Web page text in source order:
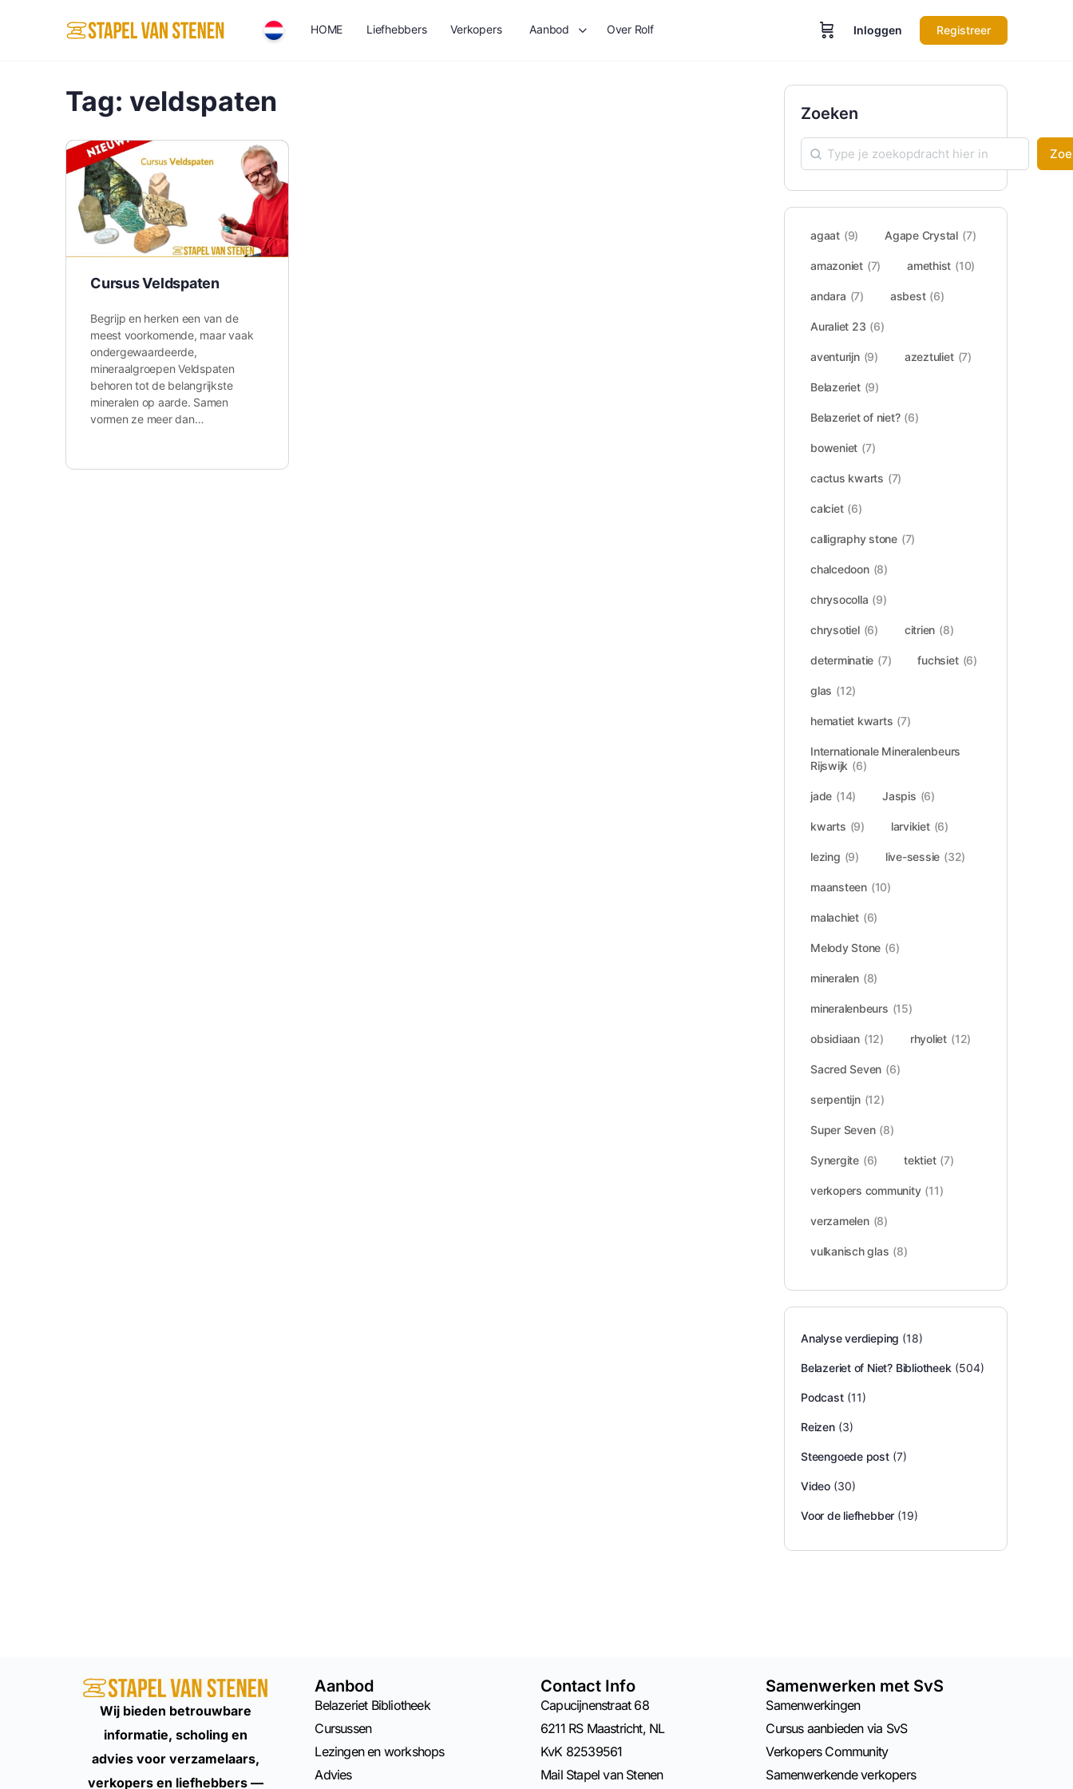
HOME Liefhebbers Verkopers Aanbod Over Rolf Inloggen Registreer
Tag: veldspaten
Cursus Veldspaten
Begrijp en herken een van de
meest voorkomende, maar vaak
ondergewaardeerde,
mineraalgroepen Veldspaten
behoren tot de belangrijkste
mineralen op aarde. Samen
vormen ze meer dan…
Zoeken
agaat (9) Agape Crystal (7)
amazoniet (7) amethist (10)
andara (7) asbest (6)
Auraliet 23 (6)
aventurijn (9) azeztuliet (7)
Belazeriet (9)
Belazeriet of niet? (6)
boweniet (7)
cactus kwarts (7)
calciet (6)
calligraphy stone (7)
chalcedoon (8)
chrysocolla (9)
chrysotiel (6) citrien (8)
determinatie (7) fuchsiet (6)
glas (12)
hematiet kwarts (7)
Internationale Mineralenbeurs
Rijswijk (6)
jade (14) Jaspis (6)
kwarts (9) larvikiet (6)
lezing (9) live-sessie (32)
maansteen (10)
malachiet (6)
Melody Stone (6)
mineralen (8)
mineralenbeurs (15)
obsidiaan (12) rhyoliet (12)
Sacred Seven (6)
serpentijn (12)
Super Seven (8)
Synergite (6) tektiet (7)
verkopers community (11)
verzamelen (8)
vulkanisch glas (8)
Analyse verdieping (18)
Belazeriet of Niet? Bibliotheek (504)
Podcast(11)
Reizen(3)
Steengoede post(7)
Video(30)
Voor de liefhebber (19)
Wij bieden betrouwbare
informatie, scholing en
advies voor verzamelaars,
verkopers en liefhebbers —
Aanbod
Belazeriet Bibliotheek
Cursussen
Lezingen en workshops
Advies
Contact Info
Capucijnenstraat 68
6211 RS Maastricht, NL
KvK 82539561
Mail Stapel van Stenen
Samenwerken met SvS
Samenwerkingen
Cursus aanbieden via SvS
Verkopers Community
Samenwerkende verkopers